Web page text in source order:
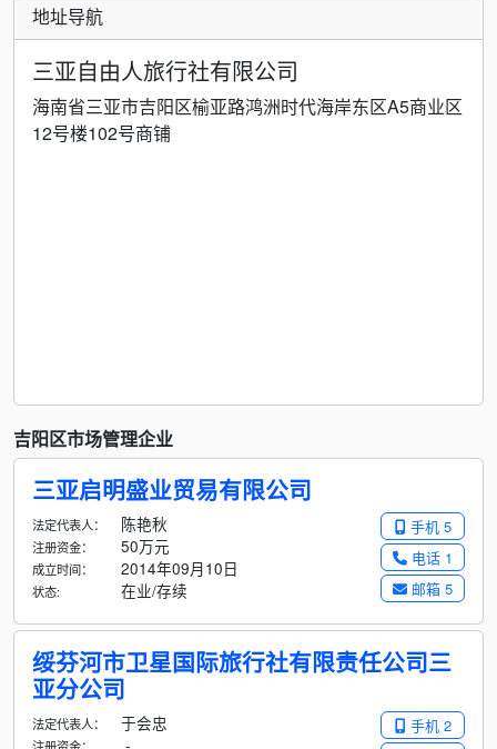
地址导航
三亚自由人旅行社有限公司
海南省三亚市吉阳区榆亚路鸿洲时代海岸东区A5商业区
12号楼102号商铺
吉阳区市场管理企业
三亚启明盛业贸易有限公司
手机 5
电话 1
邮箱 5
法定代表人： 陈艳秋
注册资金： 50万元
成立时间： 2014年09月10日
状态: 在业/存续
绥芬河市卫星国际旅行社有限责任公司三
亚分公司
手机 2
法定代表人： 于会忠
-